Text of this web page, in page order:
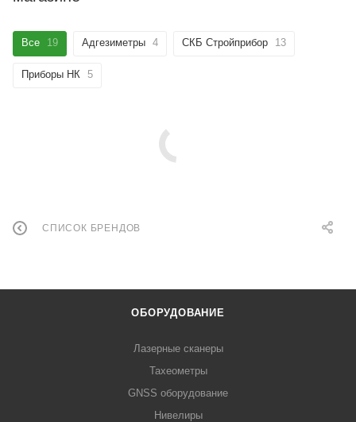
Все 19 Адгезиметры 4 СКБ Стройприбор 13
Приборы НК 5
СПИСОК БРЕНДОВ
ОБОРУДОВАНИЕ
Лазерные сканеры
Тахеометры
GNSS оборудование
Нивелиры